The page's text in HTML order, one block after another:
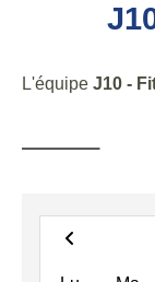
L'équipe J10 -